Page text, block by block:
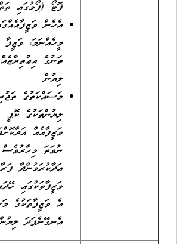
ފޮޓޯ (ފޯމުގައި
އެހެން
މީހެއްނަމަ،
ތަނުގެ
ލިޔުން
މަސައްކަތުގެ
ލިޔުންތަކުގެ ކޮޕީ
ވަޒީފާއެއް
ނުވަތަ މިހާރުވެސް
އަދާކުރަމުންދާ
ވަޒީފާތަކުގައި
އެ ވަޒީފާތަކުގެ
އެނގޭނެފަދަ